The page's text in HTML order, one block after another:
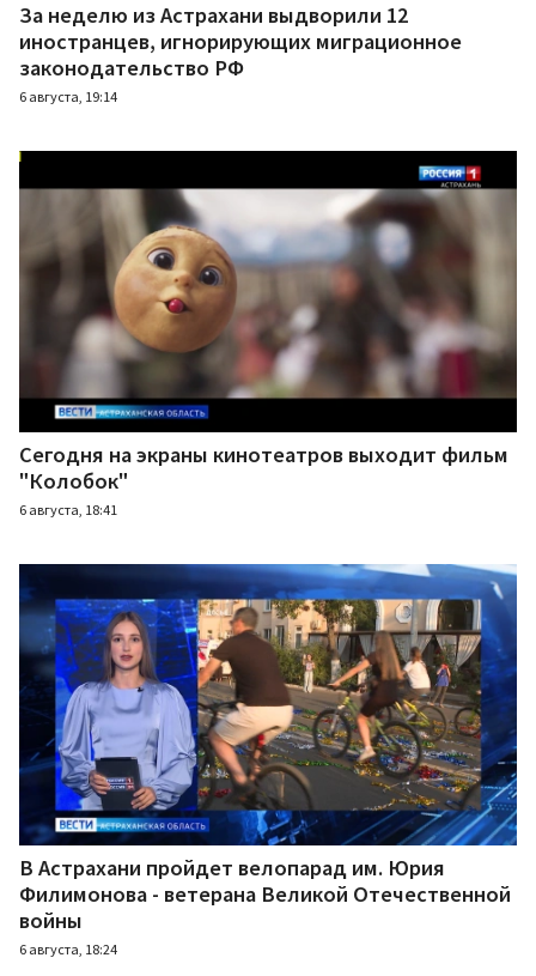
За неделю из Астрахани выдворили 12
иностранцев, игнорирующих миграционное
законодательство РФ
6 августа, 19:14
Сегодня на экраны кинотеатров выходит фильм
"Колобок"
6 августа, 18:41
В Астрахани пройдет велопарад им. Юрия
Филимонова - ветерана Великой Отечественной
войны
6 августа, 18:24